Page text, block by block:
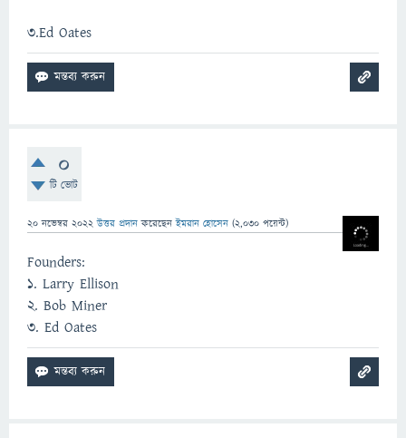
3.Ed Oates
0
টি ভোট
20 নভেম্বর 2022 উত্তর প্রদান করেছেনইমরান হোসেন (2,030 পয়েন্ট)
Founders:
1. Larry Ellison
2. Bob Miner
3. Ed Oates